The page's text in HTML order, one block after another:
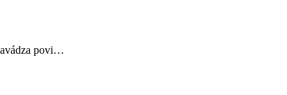
povi…